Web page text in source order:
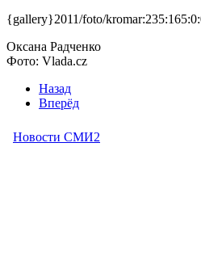
{gallery}2011/foto/
Оксана Радченко
Фото: Vlada.cz
Назад
Вперёд